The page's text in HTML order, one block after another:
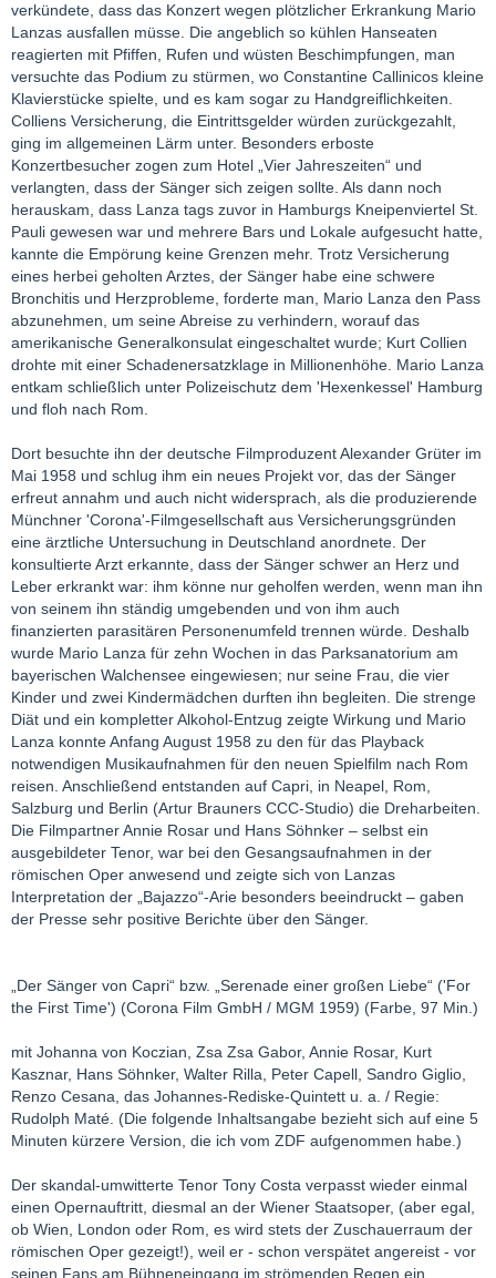
verkündete, dass das Konzert wegen plötzlicher Erkrankung Mario
Lanzas ausfallen müsse. Die angeblich so kühlen Hanseaten
reagierten mit Pfiffen, Rufen und wüsten Beschimpfungen, man
versuchte das Podium zu stürmen, wo Constantine Callinicos kleine
Klavierstücke spielte, und es kam sogar zu Handgreiflichkeiten.
Colliens Versicherung, die Eintrittsgelder würden zurückgezahlt,
ging im allgemeinen Lärm unter. Besonders erboste
Konzertbesucher zogen zum Hotel „Vier Jahreszeiten“ und
verlangten, dass der Sänger sich zeigen sollte. Als dann noch
herauskam, dass Lanza tags zuvor in Hamburgs Kneipenviertel St.
Pauli gewesen war und mehrere Bars und Lokale aufgesucht hatte,
kannte die Empörung keine Grenzen mehr. Trotz Versicherung
eines herbei geholten Arztes, der Sänger habe eine schwere
Bronchitis und Herzprobleme, forderte man, Mario Lanza den Pass
abzunehmen, um seine Abreise zu verhindern, worauf das
amerikanische Generalkonsulat eingeschaltet wurde; Kurt Collien
drohte mit einer Schadenersatzklage in Millionenhöhe. Mario Lanza
entkam schließlich unter Polizeischutz dem 'Hexenkessel' Hamburg
und floh nach Rom.
Dort besuchte ihn der deutsche Filmproduzent Alexander Grüter im
Mai 1958 und schlug ihm ein neues Projekt vor, das der Sänger
erfreut annahm und auch nicht widersprach, als die produzierende
Münchner 'Corona'-Filmgesellschaft aus Versicherungsgründen
eine ärztliche Untersuchung in Deutschland anordnete. Der
konsultierte Arzt erkannte, dass der Sänger schwer an Herz und
Leber erkrankt war: ihm könne nur geholfen werden, wenn man ihn
von seinem ihn ständig umgebenden und von ihm auch
finanzierten parasitären Personenumfeld trennen würde. Deshalb
wurde Mario Lanza für zehn Wochen in das Parksanatorium am
bayerischen Walchensee eingewiesen; nur seine Frau, die vier
Kinder und zwei Kindermädchen durften ihn begleiten. Die strenge
Diät und ein kompletter Alkohol-Entzug zeigte Wirkung und Mario
Lanza konnte Anfang August 1958 zu den für das Playback
notwendigen Musikaufnahmen für den neuen Spielfilm nach Rom
reisen. Anschließend entstanden auf Capri, in Neapel, Rom,
Salzburg und Berlin (Artur Brauners CCC-Studio) die Dreharbeiten.
Die Filmpartner Annie Rosar und Hans Söhnker – selbst ein
ausgebildeter Tenor, war bei den Gesangsaufnahmen in der
römischen Oper anwesend und zeigte sich von Lanzas
Interpretation der „Bajazzo“-Arie besonders beeindruckt – gaben
der Presse sehr positive Berichte über den Sänger.
„Der Sänger von Capri“ bzw. „Serenade einer großen Liebe“ ('For
the First Time') (Corona Film GmbH / MGM 1959) (Farbe, 97 Min.)
mit Johanna von Koczian, Zsa Zsa Gabor, Annie Rosar, Kurt
Kasznar, Hans Söhnker, Walter Rilla, Peter Capell, Sandro Giglio,
Renzo Cesana, das Johannes-Rediske-Quintett u. a. / Regie:
Rudolph Maté. (Die folgende Inhaltsangabe bezieht sich auf eine 5
Minuten kürzere Version, die ich vom ZDF aufgenommen habe.)
Der skandal-umwitterte Tenor Tony Costa verpasst wieder einmal
einen Opernauftritt, diesmal an der Wiener Staatsoper, (aber egal,
ob Wien, London oder Rom, es wird stets der Zuschauerraum der
römischen Oper gezeigt!), weil er - schon verspätet angereist - vor
seinen Fans am Bühneneingang im strömenden Regen ein